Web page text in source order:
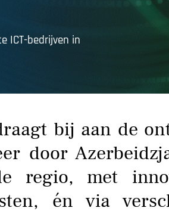
ICT-bedrijven in
bij aan de
door
regio, met
én via